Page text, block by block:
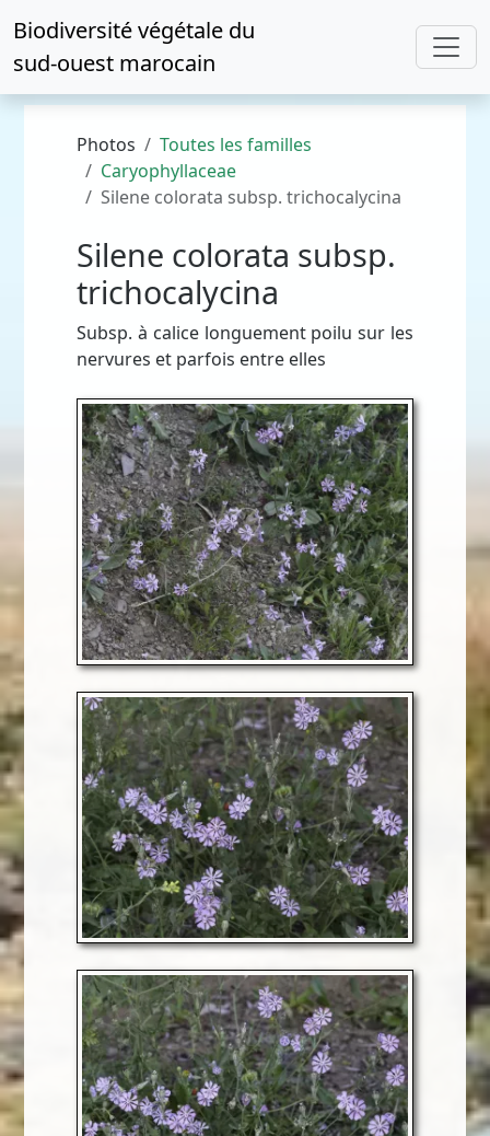
Biodiversité végétale du
sud-ouest marocain
Photos
Toutes les familles
Caryophyllaceae
Silene colorata subsp. trichocalycina
Silene colorata subsp.
trichocalycina
Subsp. à calice longuement poilu sur les
nervures et parfois entre elles